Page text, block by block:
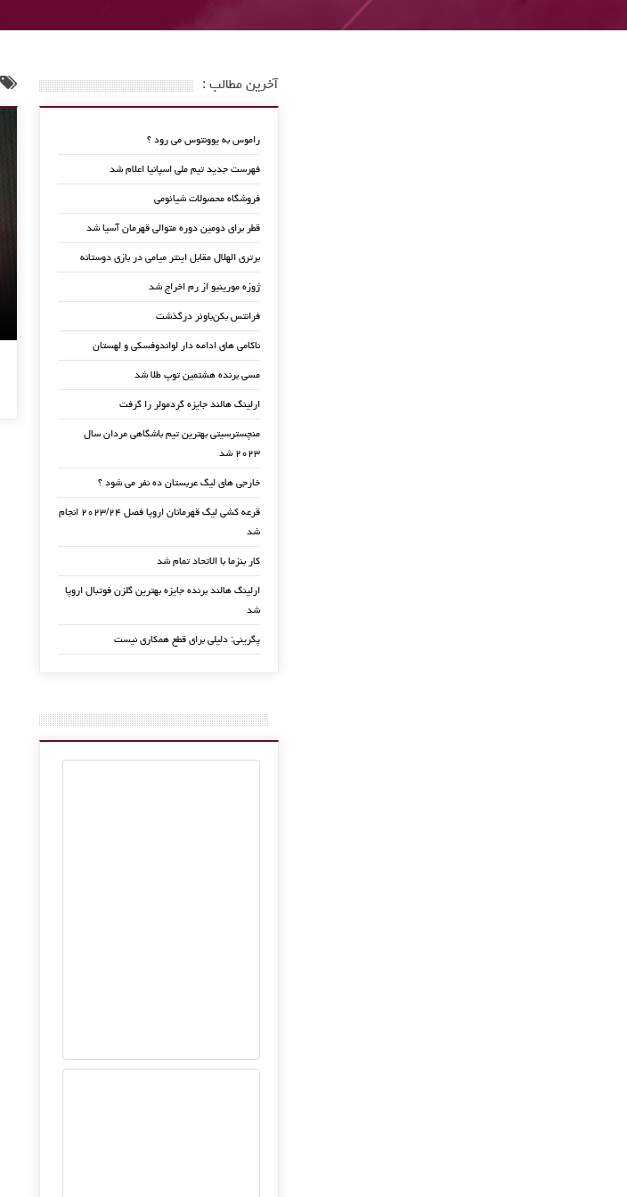
آخرین مطالب :
راموس به یوونتوس می رود ؟
فهرست جدید تیم ملی اسپانیا اعلام شد
فروشگاه محصولات شیائومی
قطر برای دومین دوره متوالی قهرمان آسیا شد
برتری الهلال مقابل اینتر میامی در بازی دوستانه
ژوزه مورینیو از رم اخراج شد
فرانتس بکن‌باوئر درگذشت
ناکامی های ادامه دار لواندوفسکی و لهستان
مسی برنده هشتمین توپ طلا شد
ارلینگ هالند جایزه گردمولر را گرفت
منچسترسیتی بهترین تیم باشگاهی مردان سال
۲۰۲۳ شد
خارجی های لیگ عربستان ده نفر می شود ؟
قرعه کشی لیگ قهرمانان اروپا فصل ۲۰۲۳/۲۴ انجام
شد
کار بنزما با الاتحاد تمام شد
ارلینگ هالند برنده جایزه بهترین گلزن فوتبال اروپا
شد
پگرینی: دلیلی برای قطع همکاری نیست